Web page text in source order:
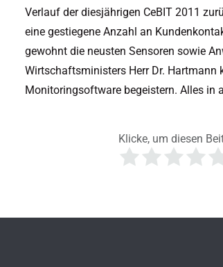
Verlauf der diesjährigen CeBIT 2011
eine gestiegene Anzahl an
gewohnt die neusten Sensoren sowie
Wirtschaftsministers Herr Dr. Hartmann
Monitoringsoftware begeistern. Alles in
Klicke, um diesen